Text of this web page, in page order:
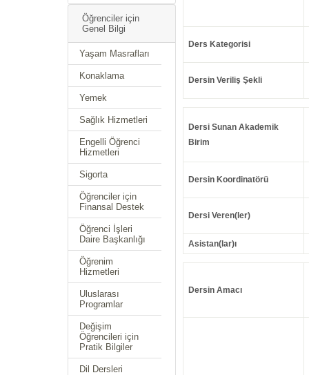
Öğrenciler için
Genel Bilgi
Yaşam Masrafları
Konaklama
Yemek
Sağlık Hizmetleri
Engelli Öğrenci
Hizmetleri
Sigorta
Öğrenciler için
Finansal Destek
Öğrenci İşleri
Daire Başkanlığı
Öğrenim
Hizmetleri
Uluslarası
Programlar
Değişim
Öğrencileri için
Pratik Bilgiler
Dil Dersleri
Ders Kategorisi
Dersin Veriliş Şekli
Dersi Sunan Akademik
Birim
Dersin Koordinatörü
Dersi Veren(ler)
Asistan(lar)ı
Dersin Amacı